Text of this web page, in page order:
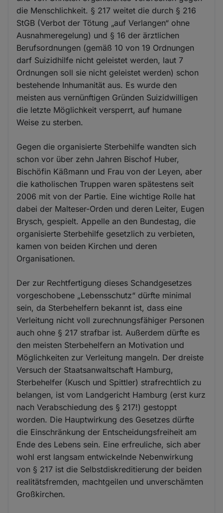
die Menschlichkeit. § 217 weitet die durch § 216
StGB (Verbot der Tötung „auf Verlangen“ ohne
Ausnahmeregelung) und § 16 der ärztlichen
Berufsordnungen (gemäß 10 von 19 Ordnungen
darf Suizidhilfe nicht geleistet werden, laut 7
Ordnungen soll sie nicht geleistet werden) schon
bestehende Inhumanität aus. Es wurde den
meisten aus vernünftigen Gründen Suizidwilligen
die letzte Möglichkeit versperrt, auf humane
Weise zu sterben.
Gegen die organisierte Sterbehilfe wandten sich
schon vor über zehn Jahren Bischof Huber,
Bischöfin Käßmann und Frau von der Leyen, aber
die katholischen Truppen waren spätestens seit
2006 mit von der Partie. Eine wichtige Rolle hat
dabei der Malteser-Orden und deren Leiter, Eugen
Brysch, gespielt. Appelle an den Bundestag, die
organisierte Sterbehilfe gesetzlich zu verbieten,
kamen von beiden Kirchen und deren
Organisationen.
Der zur Rechtfertigung dieses Schandgesetzes
vorgeschobene „Lebensschutz“ dürfte minimal
sein, da Sterbehelfern bekannt ist, dass eine
Verleitung nicht voll zurechnungsfähiger Personen
auch ohne § 217 strafbar ist. Außerdem dürfte es
den meisten Sterbehelfern an Motivation und
Möglichkeiten zur Verleitung mangeln. Der dreiste
Versuch der Staatsanwaltschaft Hamburg,
Sterbehelfer (Kusch und Spittler) strafrechtlich zu
belangen, ist vom Landgericht Hamburg (erst kurz
nach Verabschiedung des § 217!) gestoppt
worden. Die Hauptwirkung des Gesetzes dürfte
die Einschränkung der Entscheidungsfreiheit am
Ende des Lebens sein. Eine erfreuliche, sich aber
wohl erst langsam entwickelnde Nebenwirkung
von § 217 ist die Selbstdiskreditierung der beiden
realitätsfremden, machtgeilen und unverschämten
Großkirchen.